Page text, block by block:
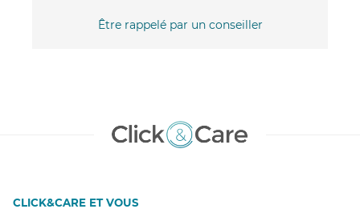
Être rappelé par un conseiller
CLICK&CARE ET VOUS